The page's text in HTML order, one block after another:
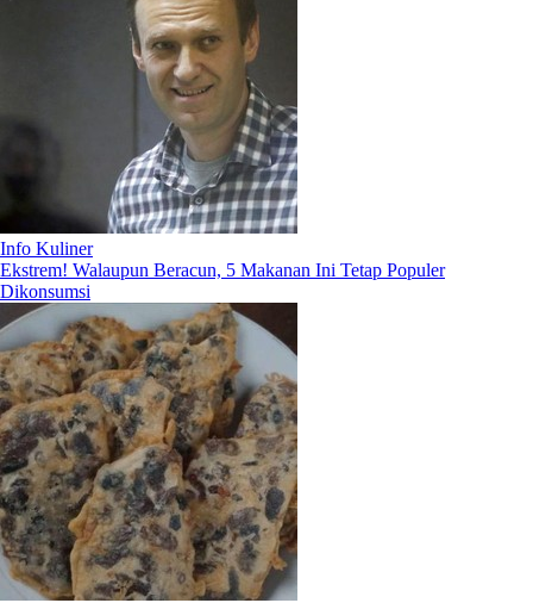
Info Kuliner
Ekstrem! Walaupun Beracun, 5 Makanan Ini Tetap Populer
Dikonsumsi